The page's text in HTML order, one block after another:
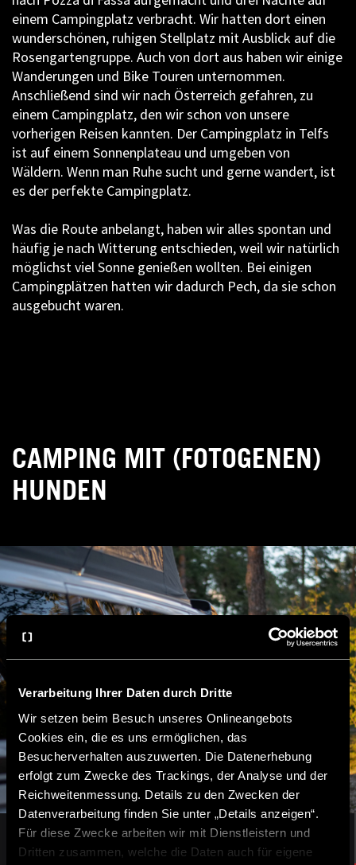
Verarbeitung Ihrer Daten durch Dritte
Wir setzen beim Besuch unseres Onlineangebots
Cookies ein, die es uns ermöglichen, das
Besucherverhalten auszuwerten. Die Datenerhebung
erfolgt zum Zwecke des Trackings, der Analyse und der
Reichweitenmessung. Details zu den Zwecken der
Datenverarbeitung finden Sie unter „Details anzeigen“.
Für diese Zwecke arbeiten wir mit Dienstleistern und
Dritten zusammen, welche die Daten auch für eigene
einem Campingplatz verbracht. Wir hatten dort einen
wunderschönen, ruhigen Stellplatz mit Ausblick auf die
Rosengartengruppe. Auch von dort aus haben wir einige
Wanderungen und Bike Touren unternommen.
Anschließend sind wir nach Österreich gefahren, zu
einem Campingplatz, den wir schon von unsere
vorherigen Reisen kannten. Der Campingplatz in Telfs
ist auf einem Sonnenplateau und umgeben von
Wäldern. Wenn man Ruhe sucht und gerne wandert, ist
es der perfekte Campingplatz.
Was die Route anbelangt, haben wir alles spontan und
häufig je nach Witterung entschieden, weil wir natürlich
möglichst viel Sonne genießen wollten. Bei einigen
Campingplätzen hatten wir dadurch Pech, da sie schon
ausgebucht waren.
CAMPING MIT (FOTOGENEN)
HUNDEN